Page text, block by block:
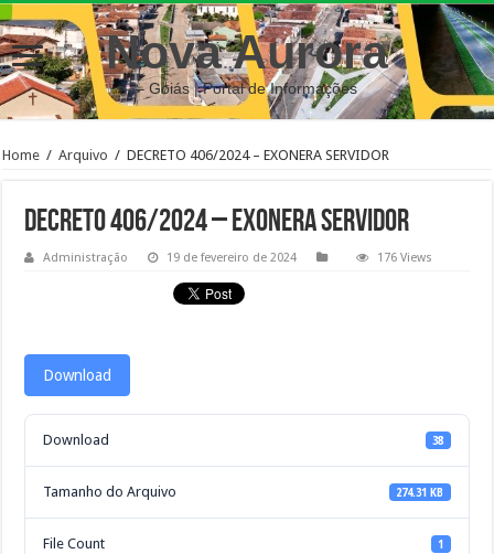
Nova Aurora
– Goiás | Portal de Informações
Home / Arquivo / DECRETO 406/2024 – EXONERA SERVIDOR
DECRETO 406/2024 – EXONERA SERVIDOR
Administração 19 de fevereiro de 2024 176 Views
Download
Download 38
Tamanho do Arquivo 274.31 KB
File Count 1